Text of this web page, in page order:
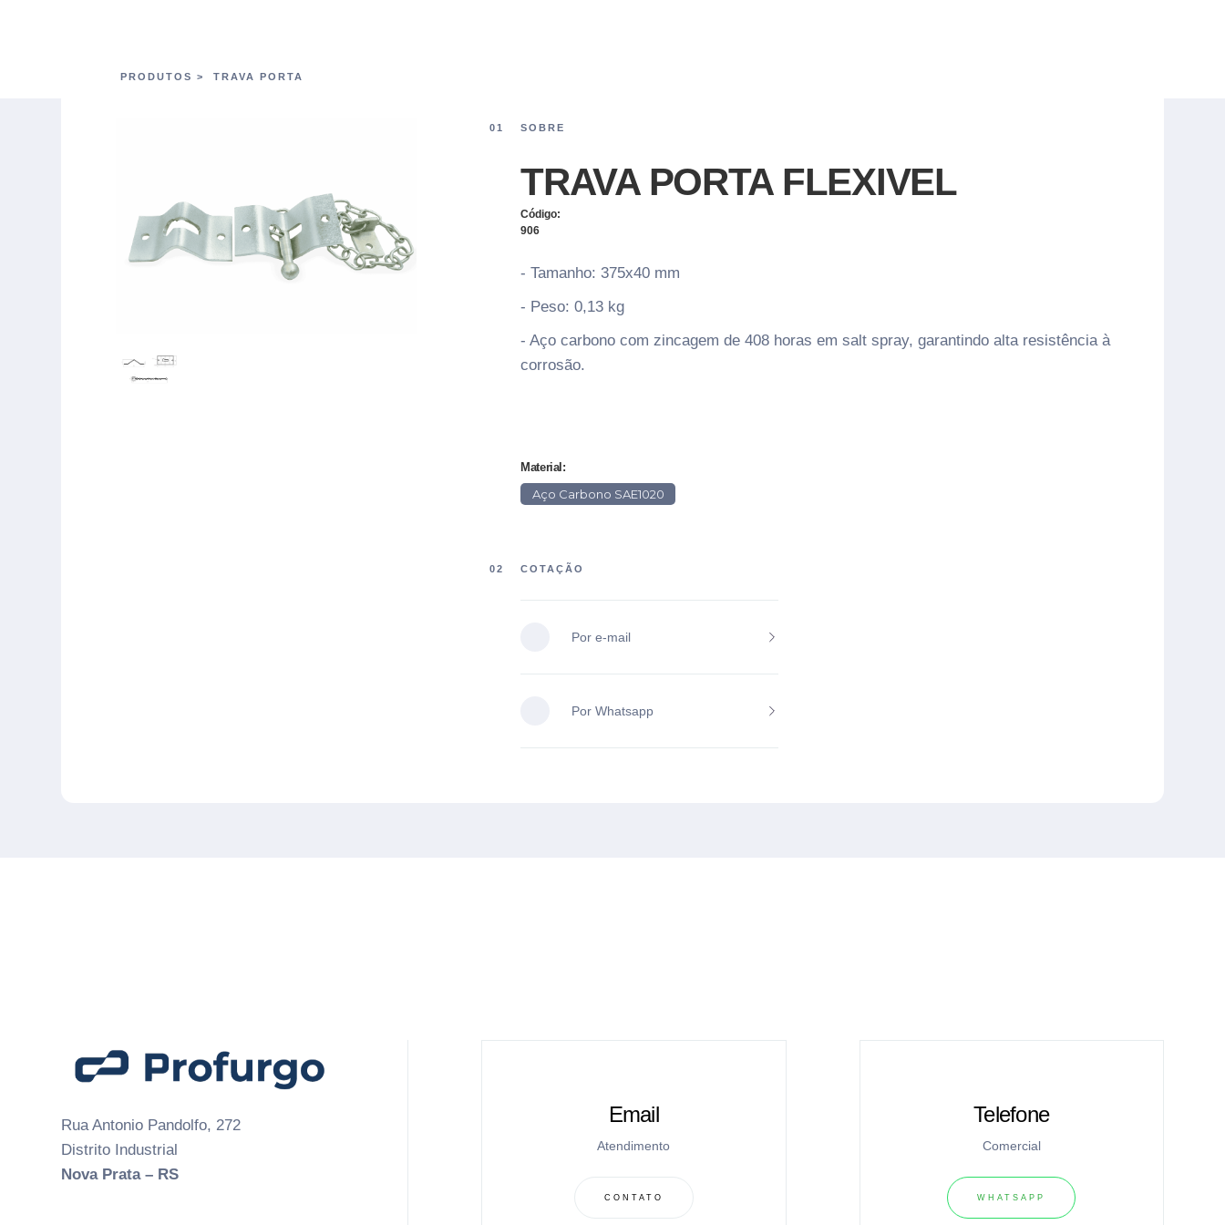
PRODUTOS > TRAVA PORTA
01
TRAVA PORTA FLEXIVEL
Código:
906
- Tamanho: 375x40 mm
- Peso: 0,13 kg
- Aço carbono com zincagem de 408 horas em salt spray, garantindo alta resistência à
corrosão.
Material:
Aço Carbono SAE1020
SOBRE
02
Por e-mail
Por Whatsapp
COTAÇÃO
Rua Antonio Pandolfo, 272
Distrito Industrial
Nova Prata – RS
Email
Atendimento
CONTATO
Telefone
Comercial
WHATSAPP